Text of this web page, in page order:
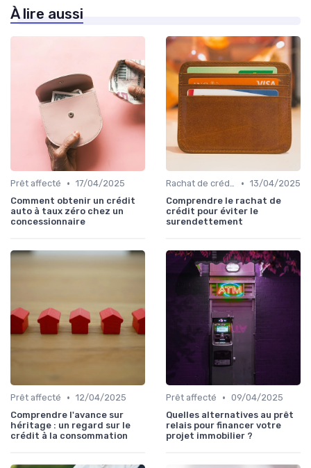
À lire aussi
Prêt affecté • 17/04/2025
Comment obtenir un crédit
auto à taux zéro chez un
concessionnaire
Rachat de crédit à la consommation • 13/04/2025
Comprendre le rachat de
crédit pour éviter le
surendettement
Prêt affecté • 12/04/2025
Comprendre l'avance sur
héritage : un regard sur le
crédit à la consommation
Prêt affecté • 09/04/2025
Quelles alternatives au prêt
relais pour financer votre
projet immobilier ?